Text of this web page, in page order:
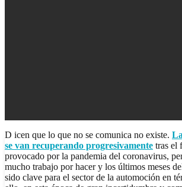
D icen que lo que no se comunica no existe.
se van recuperando progresivamente tras el
provocado por la pandemia del coronavirus,
mucho trabajo por hacer y los últimos meses
sido clave para el sector de la automoción en